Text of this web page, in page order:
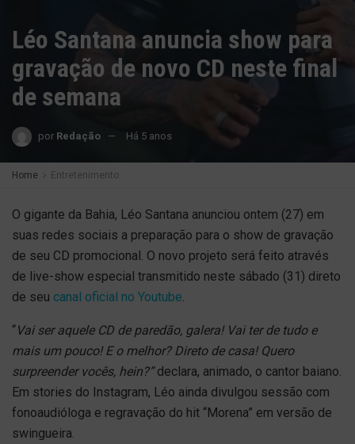
Léo Santana anuncia show para
gravação de novo CD neste final
de semana
por Redação Há 5 anos
Home Entretenimento
O gigante da Bahia, Léo Santana anunciou ontem (27) em
suas redes sociais a preparação para o show de gravação
de seu CD promocional. O novo projeto será feito através
de live-show especial transmitido neste sábado (31) direto
de seu canal oficial no Youtube.
“Vai ser aquele CD de paredão, galera! Vai ter de tudo e
mais um pouco! E o melhor? Direto de casa! Quero
surpreender vocês, hein?”declara, animado, o cantor baiano.
Em stories do Instagram, Léo ainda divulgou sessão com
fonoaudióloga e regravação do hit “Morena” em versão de
swingueira.